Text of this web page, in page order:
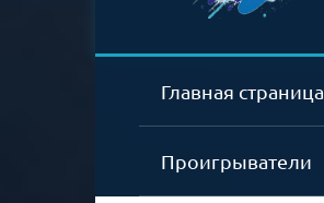
Главная страница
Проигрыватели